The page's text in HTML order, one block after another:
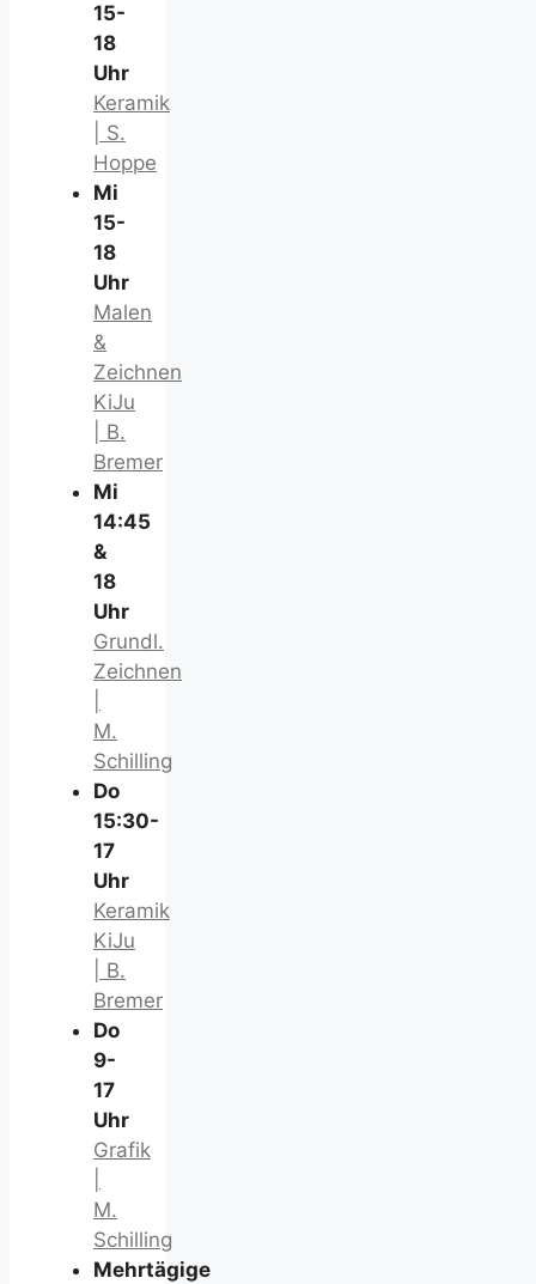
15-
18
Uhr
Keramik
| S.
Hoppe
Mi
15-
18
Uhr
Malen
&
Zeichnen
KiJu
| B.
Bremer
Mi
14:45
&
18
Uhr
Grundl.
Zeichnen
M.
Schilling
Do
15:30-
17
Uhr
Keramik
KiJu
| B.
Bremer
Do
9-
17
Uhr
Grafik
M.
Schilling
Mehrtägige